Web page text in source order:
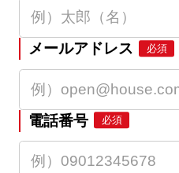
メールアドレス 必須
電話番号 必須